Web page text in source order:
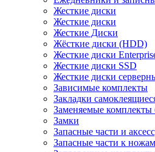
Жесткие диски
Жесткие диски
Жесткие Диски
Жёсткие диски (HDD)
Жесткие диски
Жесткие диски SSD
Жесткие диски
Зависимые комплекты
Закладки
Заменяемые комплекты
Замки
Запасные части и
Запасные части к ножам